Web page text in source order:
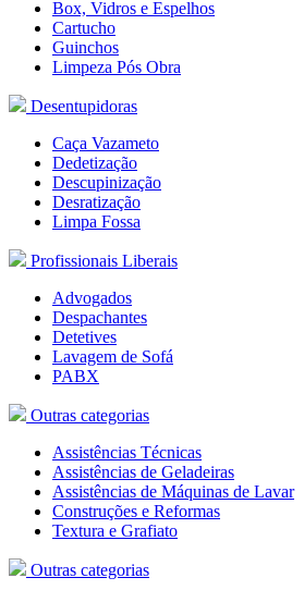
Box, Vidros e Espelhos
Cartucho
Guinchos
Limpeza Pós Obra
Desentupidoras
Caça Vazameto
Dedetização
Descupinização
Desratização
Limpa Fossa
Profissionais Liberais
Advogados
Despachantes
Detetives
Lavagem de Sofá
PABX
Outras categorias
Assistências Técnicas
Assistências de Geladeiras
Assistências de Máquinas de Lavar
Construções e Reformas
Textura e Grafiato
Outras categorias